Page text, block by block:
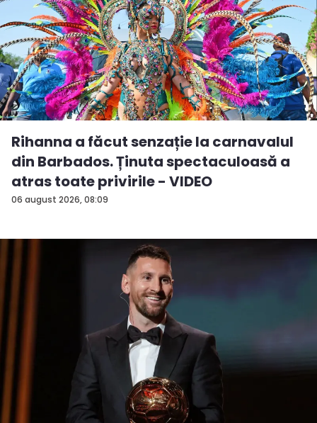
06 august 2026, 08:09
Rihanna a făcut senzație la carnavalul
din Barbados. Ținuta spectaculoasă a
atras toate privirile - VIDEO